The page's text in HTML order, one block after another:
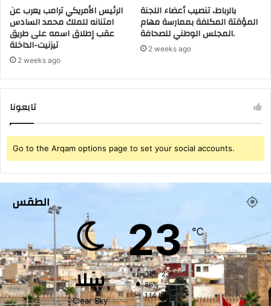
و
ة
ص
ح
ف
ي
ث
ي
ر
ض
ج
ل
أ
و
ل
ى
ق
ن
ي
ط
ر
ة
الرئيس الأمريكي ترامب يعرب عن
امتنانه للملك محمد السادس
عقب إطلاق اسمه على طريق
تيزنيت-الداخلة
2 weeks ago
بالرباط، تنصيب أعضاء اللجنة
المؤقتة المكلفة بممارسة مهام
المجلس الوطني للصحافة.
2 weeks ago
تابعونا
Go to the Arqam options page to set your social accounts.
الطقس
سلا
Clear Sky
23℃
31º - 23º
86%
1.14 km/h